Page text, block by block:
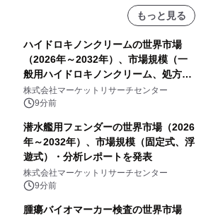
もっと見る
ハイドロキノンクリームの世界市場
（2026年～2032年）、市場規模（一
般用ハイドロキノンクリーム、処方用
ハイドロキノンクリーム）・分析レポ
ートを発表
株式会社マーケットリサーチセンター
9分前
潜水艦用フェンダーの世界市場（2026
年～2032年）、市場規模（固定式、浮
遊式）・分析レポートを発表
株式会社マーケットリサーチセンター
9分前
腫瘍バイオマーカー検査の世界市場